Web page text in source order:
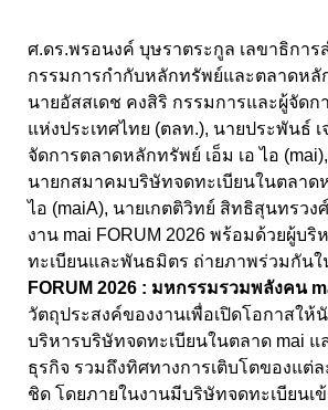
ศ.ดร.พรอนงค์ บุษราตระกูล เลขาธิกา
กรรมการกำกับหลักทรัพย์และตลาดหลั
นายอัสสเดช คงสิริ กรรมการและผู้จัด
แห่งประเทศไทย (ตลท.), นายประพันธ์
จัดการตลาดหลักทรัพย์ เอ็ม เอ ไอ
นายกสมาคมบริษัทจดทะเบียนในตลาด
ไอ (maiA), นายเกตติวิทย์ สิทธิสุนทรวง
งาน mai FORUM 2026 พร้อมด้วยผู้บริ
ทะเบียนและพันธมิตร ถ่ายภาพร่วมกันใ
FORUM 2026 : มหกรรมรวมพลังคน
วัตถุประสงค์ของงานเพื่อเปิดโอกาสให้
บริหารบริษัทจดทะเบียนในตลาด mai แ
ธุรกิจ รวมถึงทิศทางการเติบโตของแต่
ชิด โดยภายในงานมีบริษัทจดทะเบียนเ